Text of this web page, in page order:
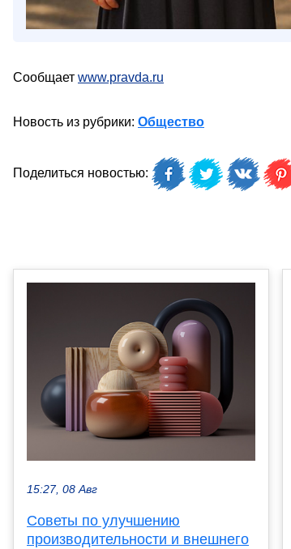
Сообщает www.pravda.ru
Новость из рубрики: Общество
Поделиться новостью:
15:27, 08 Авг
Советы по улучшению
производительности и внешнего